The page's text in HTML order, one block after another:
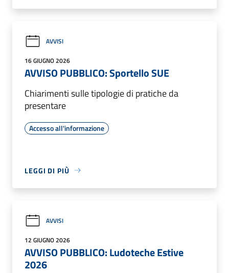
AVVISI
16 GIUGNO 2026
AVVISO PUBBLICO: Sportello SUE
Chiarimenti sulle tipologie di pratiche da
presentare
Accesso all'informazione
LEGGI DI PIÙ
AVVISI
12 GIUGNO 2026
AVVISO PUBBLICO: Ludoteche Estive
2026